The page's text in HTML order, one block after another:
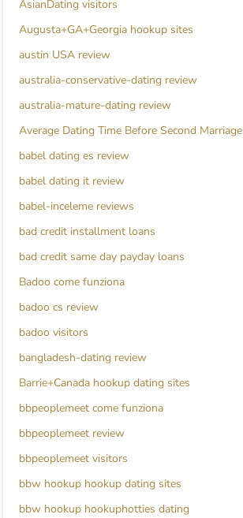
AsianDating visitors
Augusta+GA+Georgia hookup sites
austin USA review
australia-conservative-dating review
australia-mature-dating review
Average Dating Time Before Second Marriage
babel dating es review
babel dating it review
babel-inceleme reviews
bad credit installment loans
bad credit same day payday loans
Badoo come funziona
badoo cs review
badoo visitors
bangladesh-dating review
Barrie+Canada hookup dating sites
bbpeoplemeet come funziona
bbpeoplemeet review
bbpeoplemeet visitors
bbw hookup hookup dating sites
bbw hookup hookuphotties dating